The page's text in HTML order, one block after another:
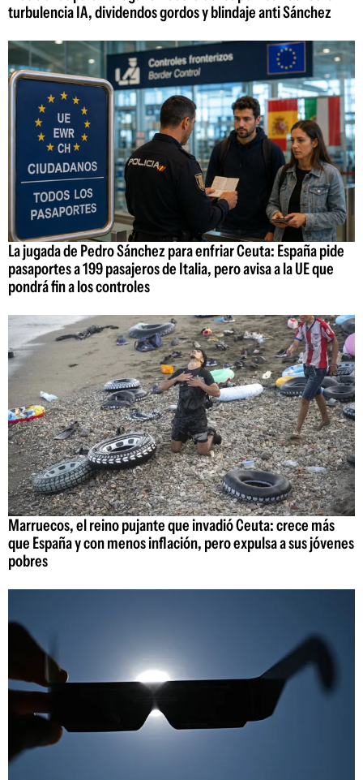
turbulencia IA, dividendos gordos y blindaje anti Sánchez
La jugada de Pedro Sánchez para enfriar Ceuta: España pide
pasaportes a 199 pasajeros de Italia, pero avisa a la UE que
pondrá fin a los controles
Marruecos, el reino pujante que invadió Ceuta: crece más
que España y con menos inflación, pero expulsa a sus jóvenes
pobres